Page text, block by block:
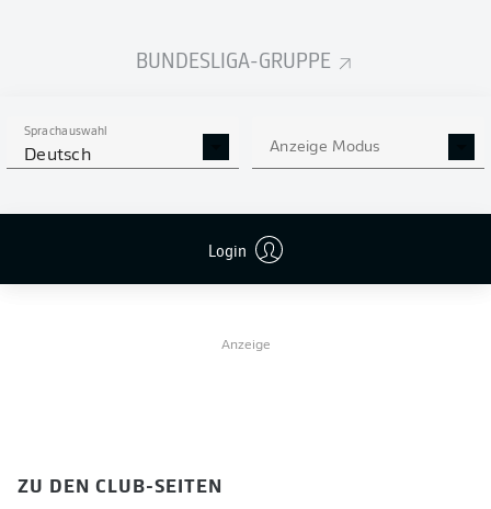
BUNDESLIGA-GRUPPE
Sprachauswahl
Deutsch Anzeige Modus
Login
23 LUKEBA
Anzeige
ZU DEN CLUB-SEITEN